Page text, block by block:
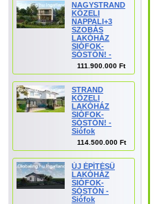
NAGYSTRAND
KÖZELI
NAPPALI+3
SZOBÁS
LAKÓHÁZ
SIÓFOK-
SÓSTÓN! -
111.900.000 Ft
STRAND
KÖZELI
LAKÓHÁZ
SIÓFOK-
SÓSTÓN! -
Siófok
114.500.000 Ft
ÚJ ÉPÍTÉSŰ
LAKÓHÁZ
SIÓFOK-
SÓSTÓN -
Siófok